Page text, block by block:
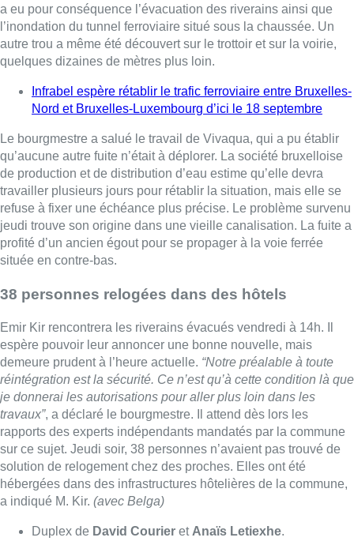
jeudi trouve son origine dans une vieille canalisation. La fuite a
profité d’un ancien égout pour se propager à la voie ferrée
située en contre-bas.
38 personnes relogées dans des hôtels
Emir Kir rencontrera les riverains évacués vendredi à 14h. Il
espère pouvoir leur annoncer une bonne nouvelle, mais
demeure prudent à l’heure actuelle.“Notre préalable à toute
réintégration est la sécurité. Ce n’est qu’à cette condition là que
je donnerai les autorisations pour aller plus loin dans les
travaux” , a déclaré le bourgmestre. Il attend dès lors les
rapports des experts indépendants mandatés par la commune
sur ce sujet. Jeudi soir, 38 personnes n’avaient pas trouvé de
solution de relogement chez des proches. Elles ont été
a indiqué M. Kir.(avec Belga)
Duplex de David Courier et Anaïs Letiexhe.
Lire aussi :
Deux personnes hospitalisées
après un incendie à Schaerbeek